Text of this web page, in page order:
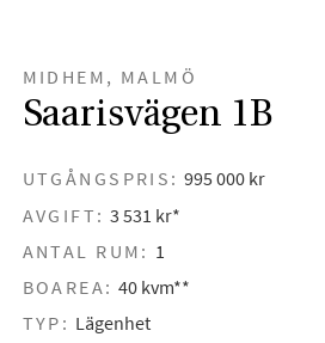
MIDHEM, MALMÖ
Saarisvägen 1B
UTGÅNGSPRIS: 995 000 kr
AVGIFT: 3 531 kr*
ANTAL RUM: 1
BOAREA: 40 kvm**
TYP: Lägenhet